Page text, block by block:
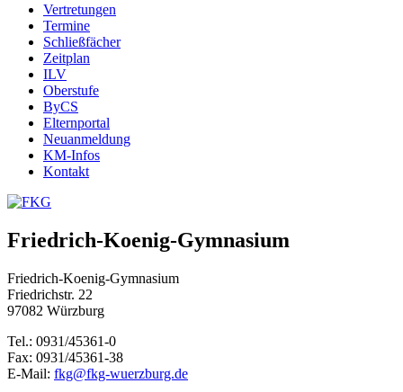
Vertretungen
Termine
Schließfächer
Zeitplan
ILV
Oberstufe
ByCS
Elternportal
Neuanmeldung
KM-Infos
Kontakt
Friedrich-Koenig-Gymnasium
Friedrich-Koenig-Gymnasium
Friedrichstr. 22
97082 Würzburg
Tel.: 0931/45361-0
Fax: 0931/45361-38
E-Mail: fkg@fkg-wuerzburg.de